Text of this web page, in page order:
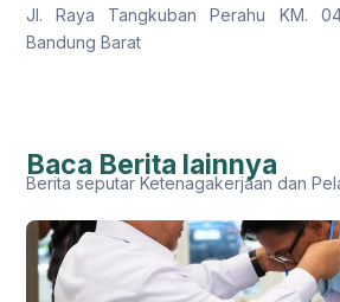
Jl. Raya Tangkuban Perahu KM.
Bandung Barat
Baca Berita lainnya
Berita seputar Ketenagakerjaan dan